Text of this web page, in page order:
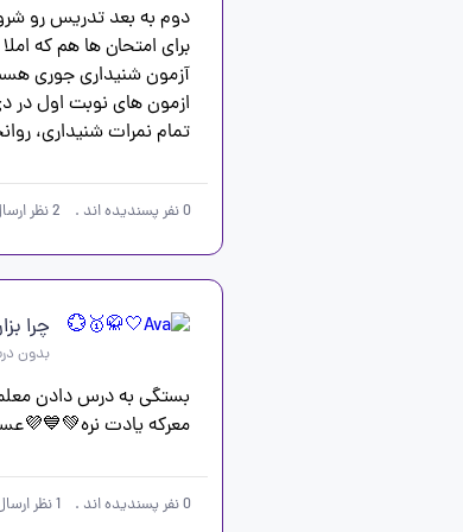
تمام نمرات شنیداری،
0نفر پسندیده اند .
2نظر
چرا
بدون
معرکه یادت
0نفر پسندیده اند .
1نظر